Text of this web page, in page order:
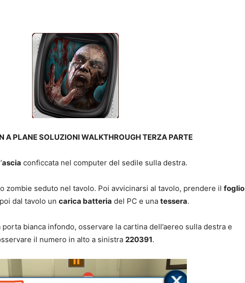
A PLANE SOLUZIONI WALKTHROUGH TERZA PARTE
ascia conficcata nel computer del sedile sulla destra.
zombie seduto nel tavolo. Poi avvicinarsi al tavolo, prendere il foglio
dal tavolo un carica batteria del PC e una tessera.
bianca infondo, osservare la cartina dell’aereo sulla destra e
il numero in alto a sinistra 220391.